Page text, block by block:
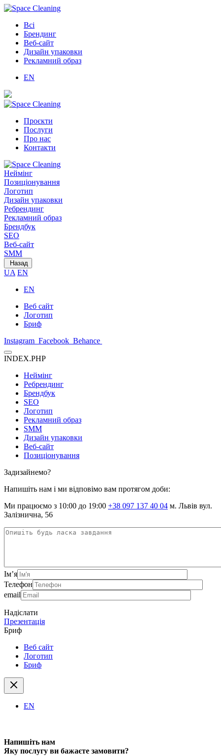
Всі
Брендинг
Веб-сайт
Дизайн упаковки
Рекламний образ
EN
Проєкти
Послуги
Про нас
Контакти
Неймінг
Позиціонування
Логотип
Дизайн упаковки
Ребрендинг
Рекламний образ
Брендбук
SEO
Веб-сайт
SMM
Назад
UA EN
EN
Веб сайт
Логотип
Бриф
Instagram Facebook Behance
INDEX.PHP
Неймінг
Ребрендинг
Брендбук
SEO
Логотип
Рекламний образ
SMM
Дизайн упаковки
Веб-сайт
Позиціонування
Задизайнемо?
Напишіть нам і ми відповімо вам протягом доби:
Ми працюємо з 10:00 до 19:00 +38 097 137 40 04 м. Львів вул.
Залізнична, 56
Ім’я
Телефон
email
Надіслати
Презентація
Бриф
Веб сайт
Логотип
Бриф
EN
Напишіть нам
Яку послугу ви бажаєте замовити?